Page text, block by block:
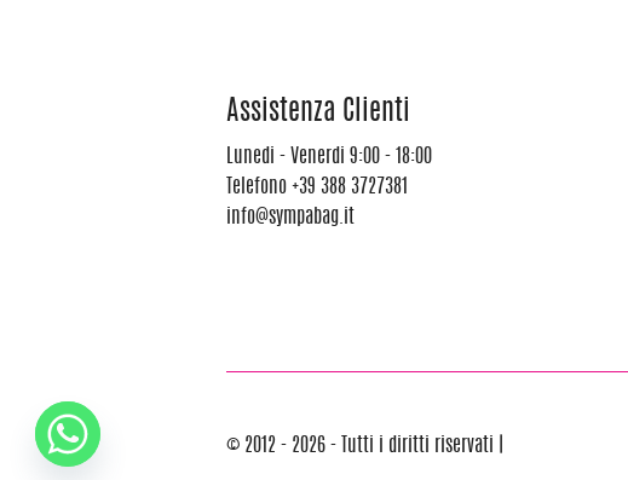
Assistenza Clienti
Lunedi - Venerdi 9:00 - 18:00
Telefono +39 388 3727381
info@sympabag.it
© 2012 - 2026 - Tutti i diritti riservati |